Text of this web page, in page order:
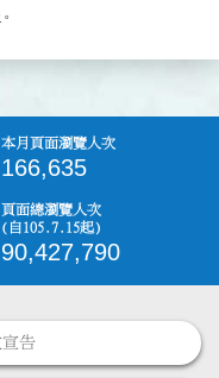
本月頁面瀏覽人次
166,635
頁面總瀏覽人次
(自105.7.15起)
90,427,790
告